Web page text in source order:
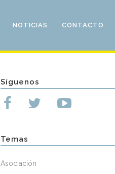
NOTICIAS CONTACTO
Síguenos
Temas
Asociación